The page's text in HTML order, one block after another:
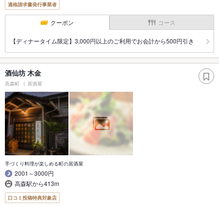
適格請求書発行事業者
クーポン コース
【ディナータイム限定】3,000円以上のご利用でお会計から500円引き
酒仙坊 木金
高森町 居酒屋
手づくり料理が楽しめる町の居酒屋
2001～3000円
高森駅から413m
口コミ投稿特典対象店